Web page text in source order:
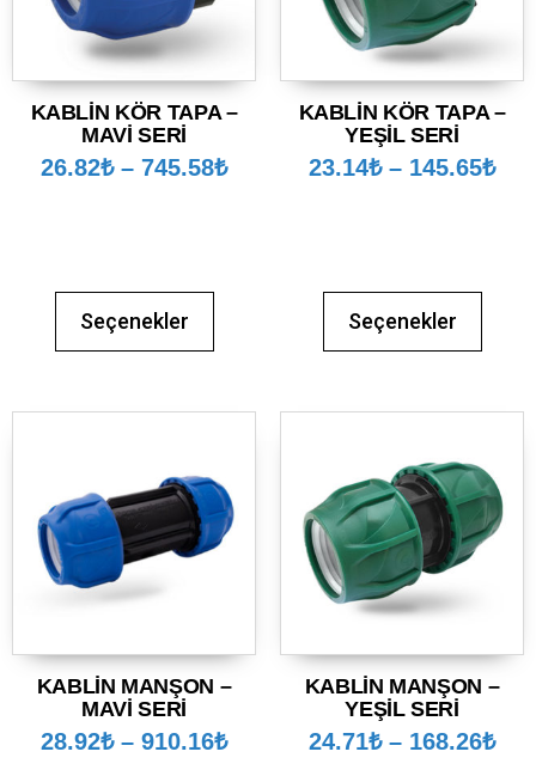
KABLİN KÖR TAPA –
MAVİ SERİ
26.82₺ – 745.58₺
Seçenekler
KABLİN KÖR TAPA –
YEŞİL SERİ
23.14₺ – 145.65₺
Seçenekler
KABLİN MANŞON –
MAVİ SERİ
28.92₺ – 910.16₺
KABLİN MANŞON –
YEŞİL SERİ
24.71₺ – 168.26₺